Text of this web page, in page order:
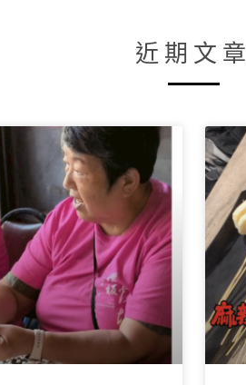
近期文章
面
頁
面
頁
面
頁
面